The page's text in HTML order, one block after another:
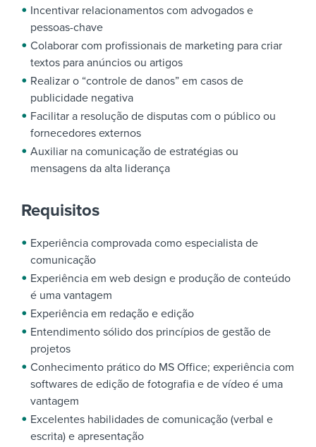
Incentivar relacionamentos com advogados e
pessoas-chave
Colaborar com profissionais de marketing para criar
textos para anúncios ou artigos
Realizar o “controle de danos” em casos de
publicidade negativa
Facilitar a resolução de disputas com o público ou
fornecedores externos
Auxiliar na comunicação de estratégias ou
mensagens da alta liderança
Requisitos
Experiência comprovada como especialista de
comunicação
Experiência em web design e produção de conteúdo
é uma vantagem
Experiência em redação e edição
Entendimento sólido dos princípios de gestão de
projetos
Conhecimento prático do MS Office; experiência com
softwares de edição de fotografia e de vídeo é uma
vantagem
Excelentes habilidades de comunicação (verbal e
escrita) e apresentação